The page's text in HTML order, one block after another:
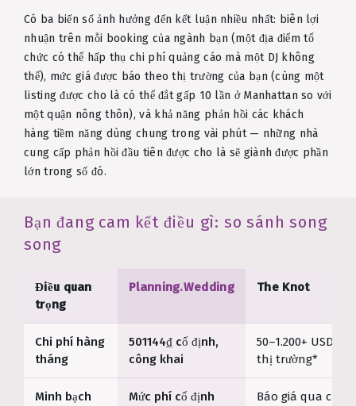
Có ba biến số ảnh hưởng đến kết luận nhiều nhất: biên lợi
nhuận trên mỗi booking của ngành bạn (một địa điểm tổ
chức có thể hấp thụ chi phí quảng cáo mà một DJ không
thể), mức giá được báo theo thị trường của bạn (cùng một
listing được cho là có thể đắt gấp 10 lần ở Manhattan so với
một quận nông thôn), và khả năng phản hồi các khách
hàng tiềm năng dùng chung trong vài phút — những nhà
cung cấp phản hồi đầu tiên được cho là sẽ giành được phần
lớn trong số đó.
Bạn đang cam kết điều gì: so sánh song
song
Điều quan
trọng
Planning.Wedding The Knot
Chi phí hàng
tháng
501144₫ cố định,
công khai
50–1.200+ USD
thị trường*
Minh bạch
Mức phí cố định
Báo giá qua cuộc